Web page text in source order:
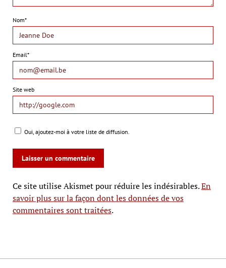
Nom*
Email*
Site web
Oui, ajoutez-moi à votre liste de diffusion.
Ce site utilise Akismet pour réduire les indésirables.En
savoir plus sur la façon dont les données de vos
commentaires sont traitées.